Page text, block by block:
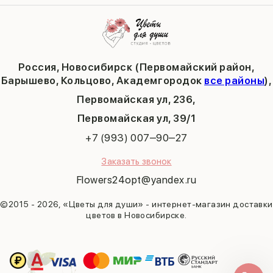
Россия, Новосибирск (Первомайский район,
Барышево, Кольцово, Академгородок все районы),
Первомайская ул, 236,
​Первомайская ул, 39/1
+7 (993) 007‒90‒27
Заказать звонок
Flowers24opt@yandex.ru
©2015 - 2026, «Цветы для души» - интернет-магазин доставки
цветов в Новосибирске.
Публичная оферта
Пасха
9 мая